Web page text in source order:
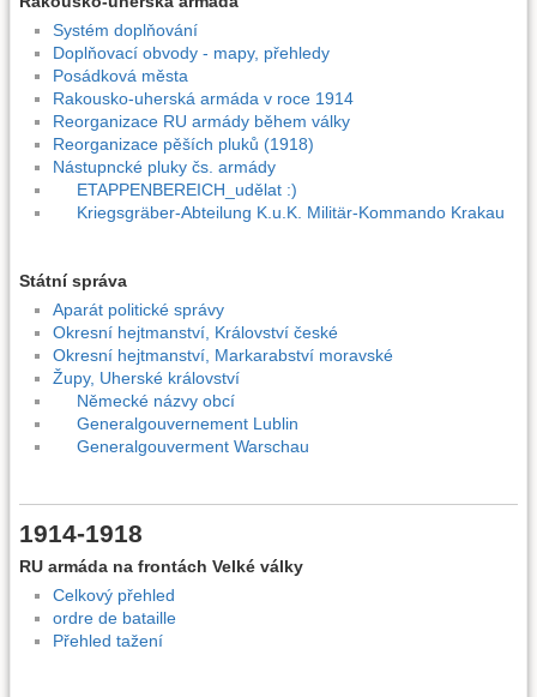
Systém doplňování
Doplňovací obvody - mapy, přehledy
Posádková města
Rakousko-uherská armáda v roce 1914
Reorganizace RU armády během války
Reorganizace pěších pluků (1918)
Nástupncké pluky čs. armády
ETAPPENBEREICH_udělat :)
Kriegsgräber-Abteilung K.u.K. Militär-Kommando Krakau
Státní správa
Aparát politické správy
Okresní hejtmanství, Království české
Okresní hejtmanství, Markarabství moravské
Župy, Uherské království
Německé názvy obcí
Generalgouvernement Lublin
Generalgouverment Warschau
1914-1918
RU armáda na frontách Velké války
Celkový přehled
ordre de bataille
Přehled tažení